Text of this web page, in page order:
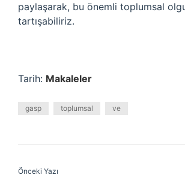
paylaşarak, bu önemli toplumsal
tartışabiliriz.
Tarih: Makaleler
gasp toplumsal ve
Önceki Yazı